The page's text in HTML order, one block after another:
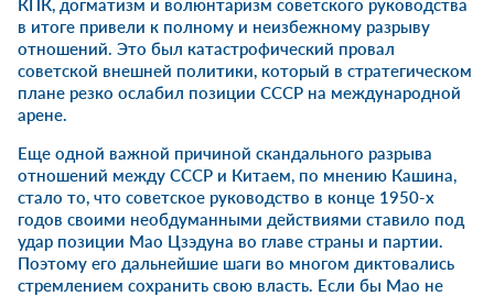
КПК, догматизм и волюнтаризм советского руководства
в итоге привели к полному и неизбежному разрыву
отношений. Это был катастрофический провал
советской внешней политики, который в стратегическом
плане резко ослабил позиции СССР на международной
арене.
Еще одной важной причиной скандального разрыва
отношений между СССР и Китаем, по мнению Кашина,
стало то, что советское руководство в конце 1950-х
годов своими необдуманными действиями ставило под
удар позиции Мао Цзэдуна во главе страны и партии.
Поэтому его дальнейшие шаги во многом диктовались
стремлением сохранить свою власть. Если бы Мао не